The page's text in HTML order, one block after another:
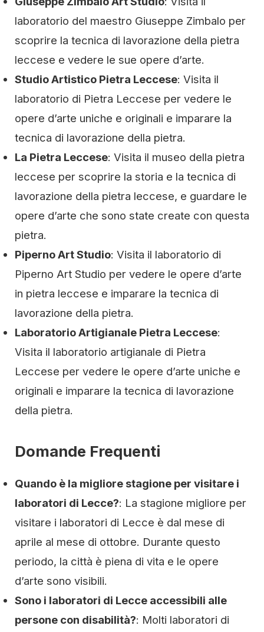
laboratorio del maestro Giuseppe Zimbalo per
scoprire la tecnica di lavorazione della pietra
leccese e vedere le sue opere d’arte.
Studio Artistico Pietra Leccese: Visita il
laboratorio di Pietra Leccese per vedere le
opere d’arte uniche e originali e imparare la
tecnica di lavorazione della pietra.
La Pietra Leccese: Visita il museo della pietra
leccese per scoprire la storia e la tecnica di
lavorazione della pietra leccese, e guardare le
opere d’arte che sono state create con questa
pietra.
Piperno Art Studio: Visita il laboratorio di
Piperno Art Studio per vedere le opere d’arte
in pietra leccese e imparare la tecnica di
lavorazione della pietra.
Laboratorio Artigianale Pietra Leccese:
Visita il laboratorio artigianale di Pietra
Leccese per vedere le opere d’arte uniche e
originali e imparare la tecnica di lavorazione
della pietra.
Domande Frequenti
Quando è la migliore stagione per visitare i
laboratori di Lecce?: La stagione migliore per
visitare i laboratori di Lecce è dal mese di
aprile al mese di ottobre. Durante questo
periodo, la città è piena di vita e le opere
d’arte sono visibili.
Sono i laboratori di Lecce accessibili alle
persone con disabilità?: Molti laboratori di